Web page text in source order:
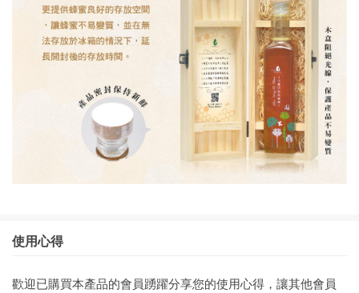
使用心得
歡迎已購買本產品的會員踴躍分享您的使用心得，讓其他會員